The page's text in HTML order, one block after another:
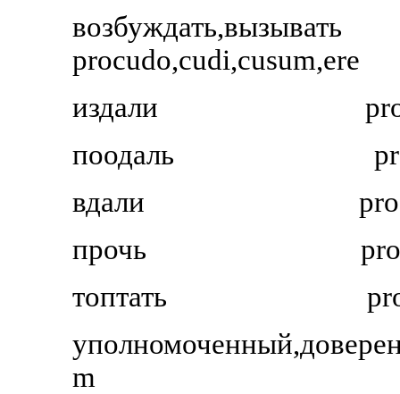
возбуждать,вызывать
procudo,cudi,cusum,ere
издали
поодаль
вдали
прочь
топтать
m